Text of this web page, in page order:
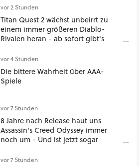
vor 2 Stunden
Titan Quest 2 wächst unbeirrt zu
einem immer größeren Diablo-
Rivalen heran - ab sofort gibt's
Klasse
vor 4 Stunden
Die bittere Wahrheit über AAA-
Spiele
vor 7 Stunden
8 Jahre nach Release haut uns
Assassin's Creed Odyssey immer
noch um - Und ist jetzt sogar
vor 7 Stunden